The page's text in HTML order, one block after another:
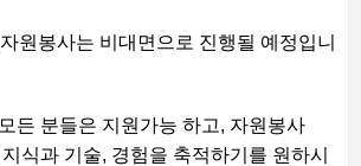
자원봉사는 비대면으로 진행될 예정입니
모든 분들은 지원가능 하고, 자원봉사
지식과 기술, 경험을 축적하기를 원하시